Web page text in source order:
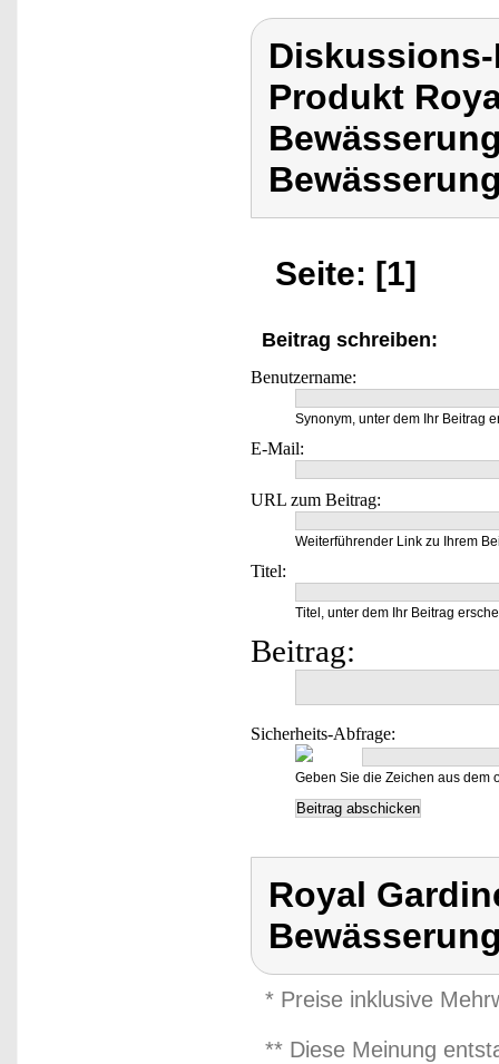
Produkt
Seite: [1]
Beitrag schreiben:
Benutzername:
Synonym, unter dem Ihr Beitrag
E-Mail:
URL zum Beitrag:
Weiterführender Link zu Ihrem
Titel:
Titel, unter dem Ihr Beitrag
Beitrag:
Sicherheits-Abfrage:
Geben Sie die Zeichen aus dem
Royal
* Preise inklusive
** Diese Meinung